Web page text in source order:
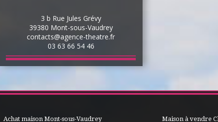
3 b Rue Jules Grévy
39380 Mont-sous-Vaudrey
contacts@agence-theatre.fr
03 63 66 54 46
Achat maison Mont-sous-Vaudrey
Maison à vendre